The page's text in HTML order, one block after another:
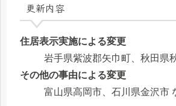
更新内容
住居表示実施による変更
岩手県紫波郡矢巾町、秋田県
その他の事由による変更
富山県高岡市、石川県金沢市